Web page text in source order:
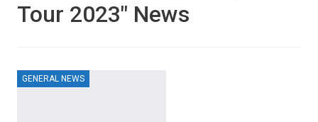
Tour 2023″ News
GENERAL NEWS